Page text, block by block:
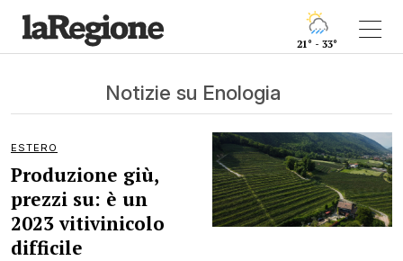
21° - 33°
Notizie su Enologia
ESTERO
Produzione giù,
prezzi su: è un
2023 vitivinicolo
difficile